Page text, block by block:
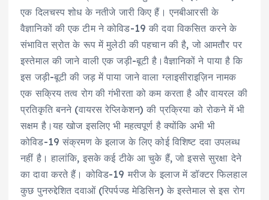
एक दिलचस्प शोध के नतीजे जारी किए हैं। एनबीआरसी के
वैज्ञानिकों की एक टीम ने कोविड-19 की दवा विकसित करने के
संभावित स्रोत के रूप में मुलेठी की पहचान की है, जो आमतौर पर
इस्तेमाल की जाने वाली एक जड़ी-बूटी है।वैज्ञानिकों ने पाया है कि
इस जड़ी-बूटी की जड़ में पाया जाने वाला ग्लाइसीराइज़िन नामक
एक सक्रिय तत्व रोग की गंभीरता को कम करता है और वायरल की
प्रतिकृति बनने (वायरस रेप्लिकेशन) की प्रक्रिया को रोकने में भी
सक्षम है।यह खोज इसलिए भी महत्वपूर्ण है क्योंकि अभी भी
कोविड-19 संक्रमण के इलाज के लिए कोई विशिष्ट दवा उपलब्ध
नहीं है। हालांकि, इसके कई टीके आ चुके हैं, जो इससे सुरक्षा देने
का दावा करते हैं। कोविड-19 मरीज के इलाज में डॉक्टर फिलहाल
कुछ पुनरुद्देशित दवाओं (रिपर्पज्ड मेडिसिन) के इस्तेमाल से इस रोग